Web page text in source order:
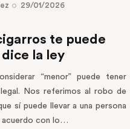
29/01/2026
te puede
dice la ley
“menor” puede tener
Nos referimos al robo de
sí puede llevar a una persona
acuerdo con lo…